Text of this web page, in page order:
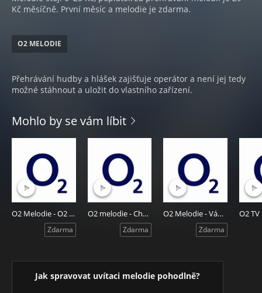
Kč měsíčně. První měsíc a melodie je zdarma.
O2 MELODIE
Přehrávání hudby a hlášek zajišťuje operátor a není jej tedy
možné stáhnout a uložit do vlastního zařízení.
Mohlo by se vám líbit
O2 Melodie - O2 Sport
Zdarma
O2 melodie - Chytrá síť 2016
Zdarma
O2 Melodie - Vánoce
Zdarma
Jak spravovat uvítaci melodie pohodlně?